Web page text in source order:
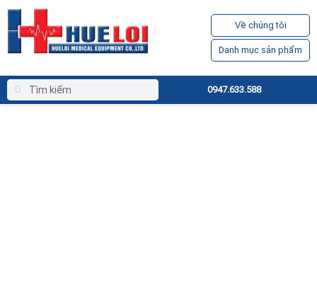
Về chúng tôi
Danh mục sản phẩm
0947.633.588